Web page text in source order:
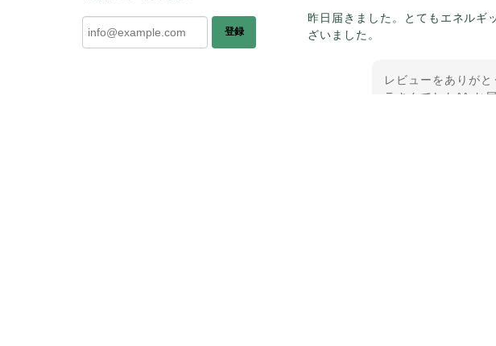
昨日届きました。とてもエネルギ
ざいました。
レビューをありが
ラさんでした^^ お
登録